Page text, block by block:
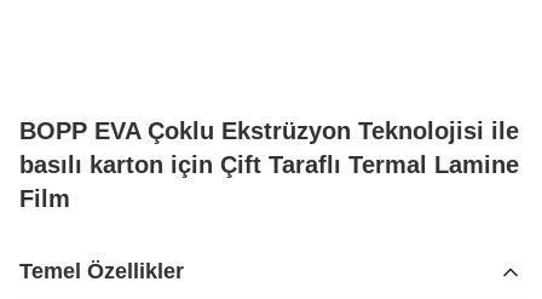
BOPP EVA Çoklu Ekstrüzyon Teknolojisi ile
basılı karton için Çift Taraflı Termal Lamine
Film
Temel Özellikler